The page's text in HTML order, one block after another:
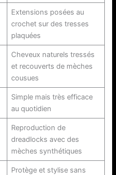
Extensions posées au
crochet sur des tresses
plaquées
Cheveux naturels tressés
et recouverts de mèches
cousues
Simple mais très efficace
au quotidien
Reproduction de
dreadlocks avec des
mèches synthétiques
Protège et stylise sans